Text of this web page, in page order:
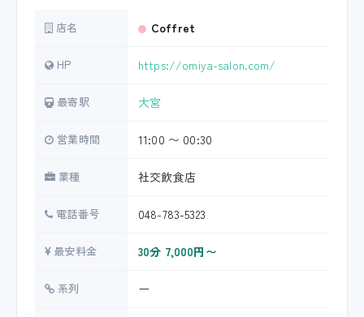
店名 Coffret
HP https://omiya-salon.com/
最寄駅 大宮
営業時間 11:00 〜 00:30
業種 社交飲食店
電話番号 048-783-5323
最安料金 30分 7,000円〜
系列 ー